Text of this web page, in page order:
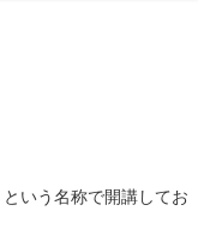
いう名称で開講してお